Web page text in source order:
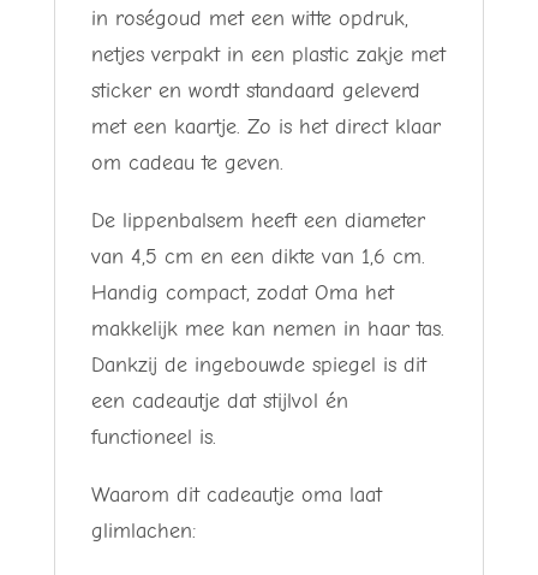
in roségoud met een witte opdruk,
netjes verpakt in een plastic zakje met
sticker en wordt standaard geleverd
met een kaartje. Zo is het direct klaar
om cadeau te geven.
De lippenbalsem heeft een diameter
van 4,5 cm en een dikte van 1,6 cm.
Handig compact, zodat Oma het
makkelijk mee kan nemen in haar tas.
Dankzij de ingebouwde spiegel is dit
een cadeautje dat stijlvol én
functioneel is.
Waarom dit cadeautje oma laat
glimlachen: